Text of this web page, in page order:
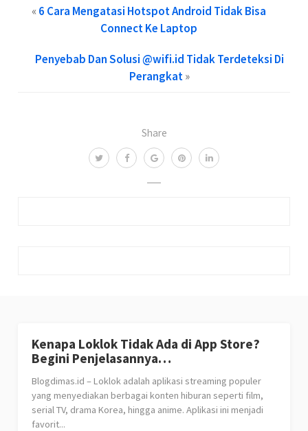
Share
«6 Cara Mengatasi Hotspot Android Tidak Bisa
Connect Ke Laptop
Penyebab Dan Solusi @wifi.id Tidak Terdeteksi Di
Perangkat»
Kenapa Loklok Tidak Ada di App Store?
Begini Penjelasannya…
Blogdimas.id – Loklok adalah aplikasi streaming populer
yang menyediakan berbagai konten hiburan seperti film,
serial TV, drama Korea, hingga anime. Aplikasi ini menjadi
favorit...